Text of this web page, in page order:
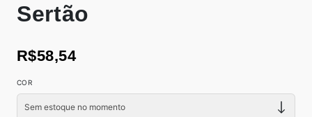
Sertão
R$58,54
COR